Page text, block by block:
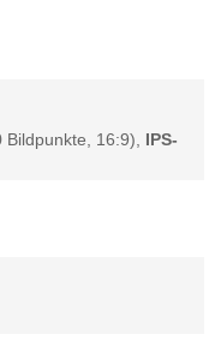
16:9), IPS-